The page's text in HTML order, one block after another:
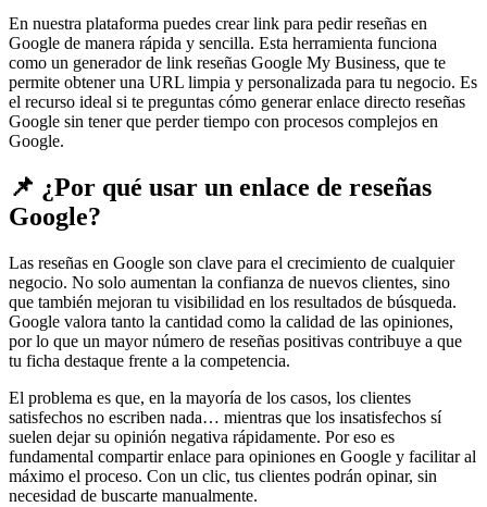
En nuestra plataforma puedes crear link para pedir reseñas en
Google de manera rápida y sencilla. Esta herramienta funciona
como un generador de link reseñas Google My Business, que te
permite obtener una URL limpia y personalizada para tu negocio. Es
el recurso ideal si te preguntas cómo generar enlace directo reseñas
Google sin tener que perder tiempo con procesos complejos en
Google.
📌 ¿Por qué usar un enlace de reseñas
Google?
Las reseñas en Google son clave para el crecimiento de cualquier
negocio. No solo aumentan la confianza de nuevos clientes, sino
que también mejoran tu visibilidad en los resultados de búsqueda.
Google valora tanto la cantidad como la calidad de las opiniones,
por lo que un mayor número de reseñas positivas contribuye a que
tu ficha destaque frente a la competencia.
El problema es que, en la mayoría de los casos, los clientes
satisfechos no escriben nada… mientras que los insatisfechos sí
suelen dejar su opinión negativa rápidamente. Por eso es
fundamental compartir enlace para opiniones en Google y facilitar al
máximo el proceso. Con un clic, tus clientes podrán opinar, sin
necesidad de buscarte manualmente.